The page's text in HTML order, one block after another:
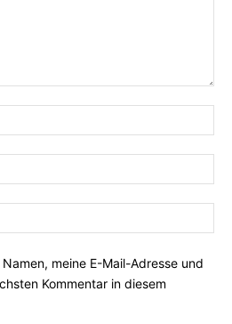
meine E-Mail-Adresse und
Kommentar in diesem